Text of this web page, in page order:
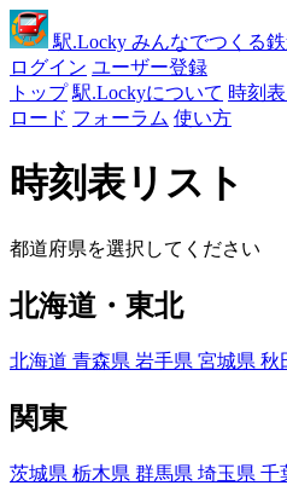
駅.Locky みんなでつくる
ログイン ユーザー登録
トップ 駅.Lockyについて 時刻
ロード フォーラム 使い方
時刻表リスト
都道府県を選択してください
北海道・東北
北海道 青森県 岩手県 宮城県 秋
関東
茨城県 栃木県 群馬県 埼玉県 千